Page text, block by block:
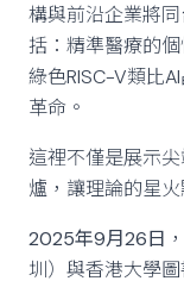
構與前沿企業將
括：精準醫療的
綠色RISC-V類比
革命。
這裡不僅是展示
爐，讓理論的星
2025年9月26日
圳）與香港大學